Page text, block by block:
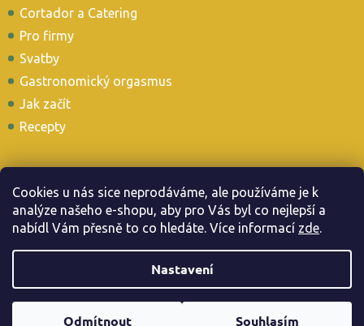
Cookies u nás sice neprodáváme, ale používáme je k
analýze našeho e-shopu, aby pro Vás byl co nejlepší a
nabídl Vám přesně to co hledáte. Více informací zde.
Nastavení
Odmítnout Souhlasím
Cortador a Catering
Pro firmy
Svatby
Gastronomický orgasmus
Jak začít
Recepty
Stavte se i u nás v Tapas Baru
Copyright 2026Jamonarna.cz. Všechna práva vyhrazena.